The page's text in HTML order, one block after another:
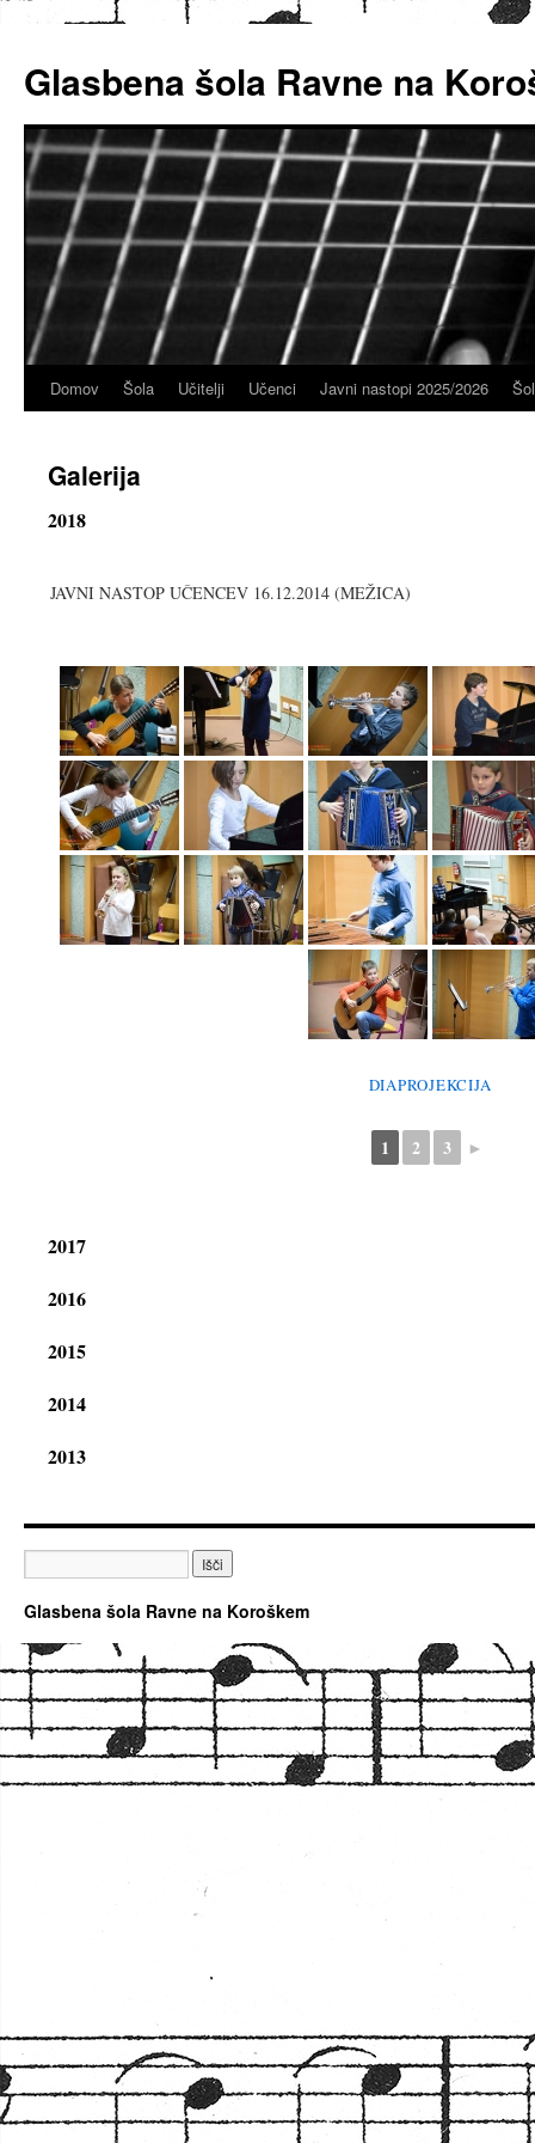
vsebino
Glasbena šola Ravne na
Domov Šola Učitelji Učenci Javni nastopi 2025/2026
Galerija
2018
JAVNI NASTOP UČENCEV 16.12.2014 (MEŽICA)
DIAPROJEKCIJA
1 2 3 ►
2017
2016
2015
2014
2013
Glasbena šola Ravne na Koroškem